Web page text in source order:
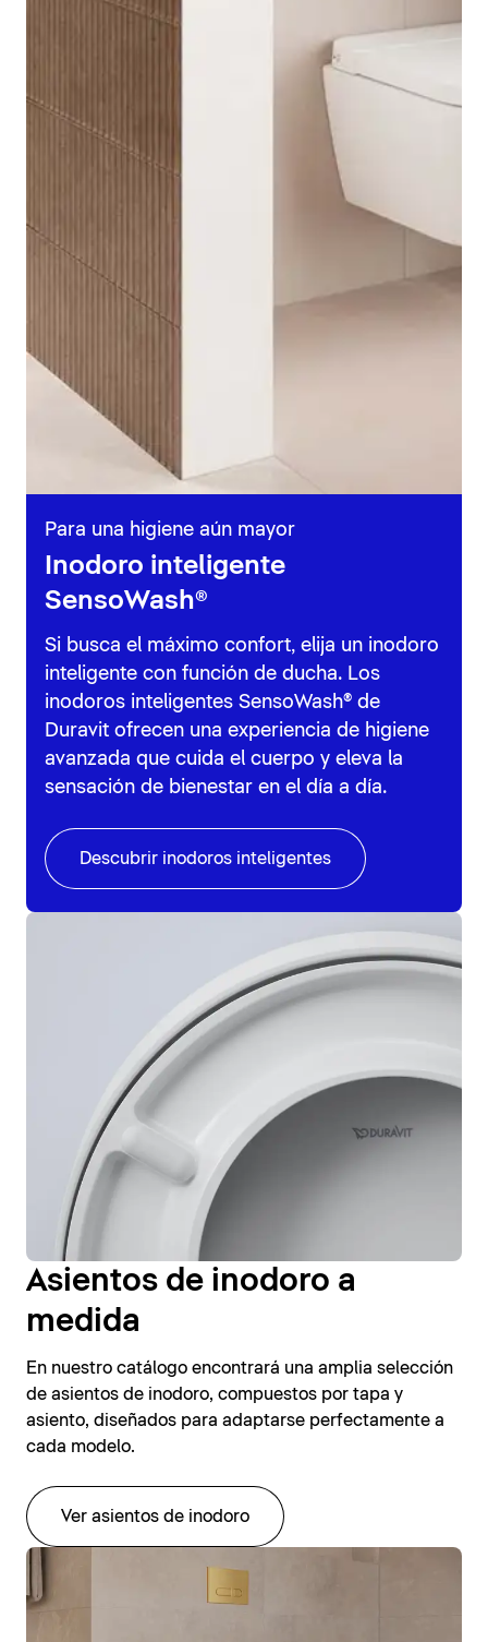
Para una higiene aún mayor
Inodoro inteligente
SensoWash®
Si busca el máximo confort, elija un inodoro
inteligente con función de ducha. Los
inodoros inteligentes SensoWash® de
Duravit ofrecen una experiencia de higiene
avanzada que cuida el cuerpo y eleva la
sensación de bienestar en el día a día.
Descubrir inodoros inteligentes
Asientos de inodoro a
medida
En nuestro catálogo encontrará una amplia selección
de asientos de inodoro, compuestos por tapa y
asiento, diseñados para adaptarse perfectamente a
cada modelo.
Ver asientos de inodoro